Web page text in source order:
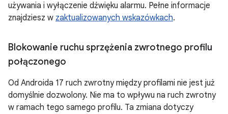
używania i wyłączenie dźwięku alarmu. Pełne informacje
znajdziesz w zaktualizowanych wskazówkach.
Blokowanie ruchu sprzężenia zwrotnego profilu
połączonego
Od Androida 17 ruch zwrotny między profilami nie jest już
domyślnie dozwolony. Nie ma to wpływu na ruch zwrotny
w ramach tego samego profilu. Ta zmiana dotyczy